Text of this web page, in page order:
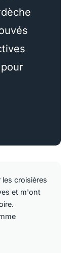
croisières
et m'ont